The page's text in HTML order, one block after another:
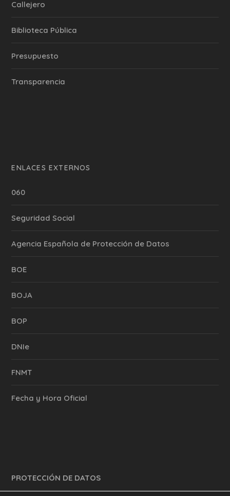
Callejero
Biblioteca Pública
Presupuesto
Transparencia
ENLACES EXTERNOS
060
Seguridad Social
Agencia Española de Protección de Datos
BOE
BOJA
BOP
DNIe
FNMT
Fecha y Hora Oficial
PROTECCIÓN DE DATOS